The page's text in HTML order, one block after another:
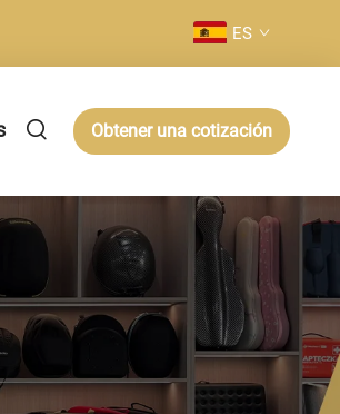
ES
Obtener una cotización